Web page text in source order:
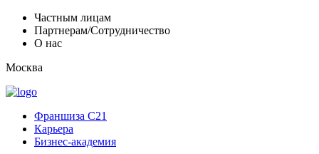
Частным лицам
Партнерам/Сотрудничество
О нас
Москва
Франшиза C21
Карьера
Бизнес-академия